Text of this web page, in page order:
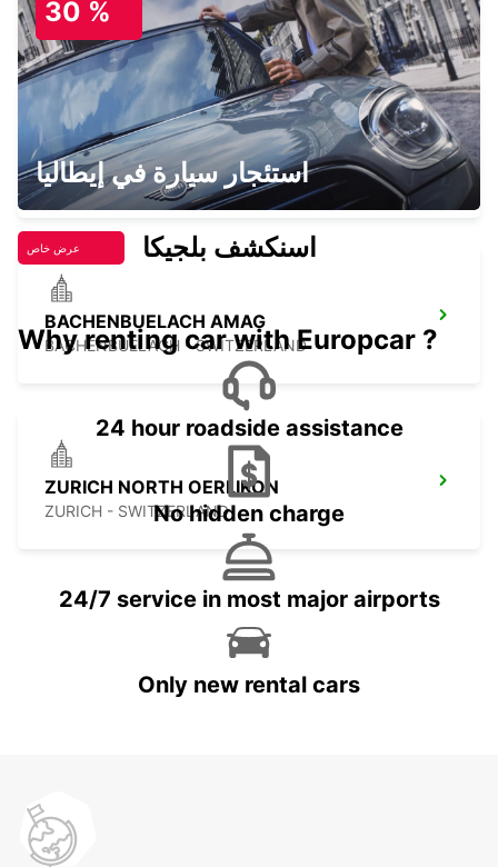
SURSEE - SWITZERLAND
ZURICH MAIN STATION
ZURICH - SWITZERLAND
BACHENBUELACH AMAG
BACHENBUELACH - SWITZERLAND
ZURICH NORTH OERLIKON
ZURICH - SWITZERLAND
30 %
استئجار سيارة في إيطاليا
عرض خاص اسنكشف بلجيكا
Why renting car with Europcar ?
24 hour roadside assistance
No hidden charge
24/7 service in most major airports
Only new rental cars